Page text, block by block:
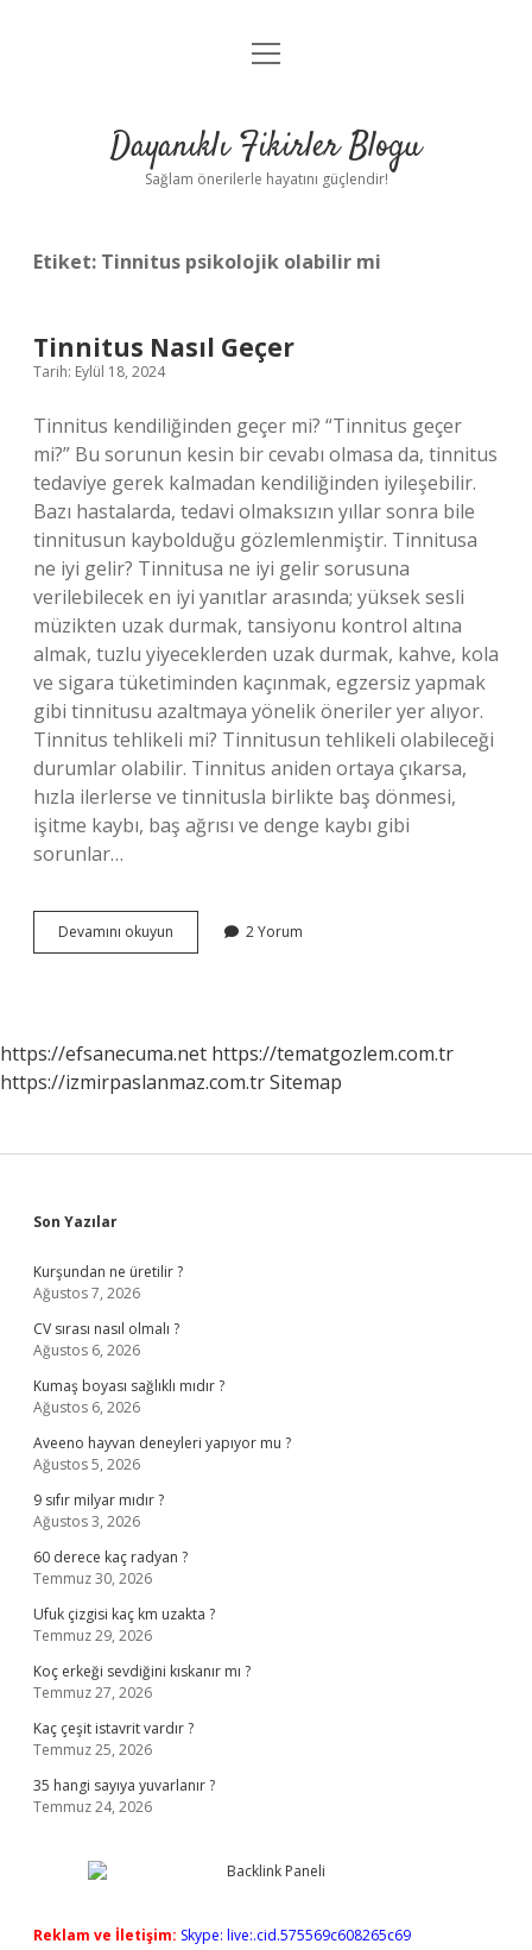
Anasayfa
Yasal Uyarı
menüyü
Dayanıklı Fikirler Blogu
Sağlam önerilerle hayatını güçlendir!
Etiket: Tinnitus psikolojik olabilir mi
Tinnitus Nasıl Geçer
Tarih: Eylül 18, 2024
Tinnitus kendiliğinden geçer mi? “Tinnitus geçer
mi?” Bu sorunun kesin bir cevabı olmasa da, tinnitus
tedaviye gerek kalmadan kendiliğinden iyileşebilir.
Bazı hastalarda, tedavi olmaksızın yıllar sonra bile
tinnitusun kaybolduğu gözlemlenmiştir. Tinnitusa
ne iyi gelir? Tinnitusa ne iyi gelir sorusuna
verilebilecek en iyi yanıtlar arasında; yüksek sesli
müzikten uzak durmak, tansiyonu kontrol altına
almak, tuzlu yiyeceklerden uzak durmak, kahve, kola
ve sigara tüketiminden kaçınmak, egzersiz yapmak
gibi tinnitusu azaltmaya yönelik öneriler yer alıyor.
Tinnitus tehlikeli mi? Tinnitusun tehlikeli olabileceği
durumlar olabilir. Tinnitus aniden ortaya çıkarsa,
hızla ilerlerse ve tinnitusla birlikte baş dönmesi,
işitme kaybı, baş ağrısı ve denge kaybı gibi
sorunlar…
Devamını okuyun
Nasıl
2 Yorum
https://efsanecuma.net https://tematgozlem.com.tr
https://izmirpaslanmaz.com.trSitemap
Sidebar
Son Yazılar
Kurşundan ne üretilir ?
Ağustos 7, 2026
CV sırası nasıl olmalı ?
Ağustos 6, 2026
Kumaş boyası sağlıklı mıdır ?
Ağustos 6, 2026
Aveeno hayvan deneyleri yapıyor mu ?
Ağustos 5, 2026
9 sıfır milyar mıdır ?
Ağustos 3, 2026
60 derece kaç radyan ?
Temmuz 30, 2026
Ufuk çizgisi kaç km uzakta ?
Temmuz 29, 2026
Koç erkeği sevdiğini kıskanır mı ?
Temmuz 27, 2026
Kaç çeşit istavrit vardır ?
Temmuz 25, 2026
35 hangi sayıya yuvarlanır ?
Temmuz 24, 2026
Reklam ve İletişim: Skype: live:.cid.575569c608265c69